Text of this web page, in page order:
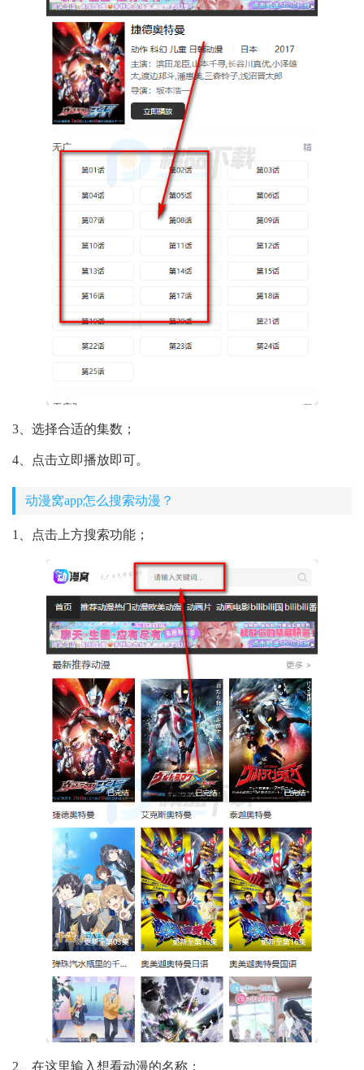
3、选择合适的集数；
4、点击立即播放即可。
动漫窝app怎么搜索动漫？
1、点击上方搜索功能；
2、在这里输入想看动漫的名称；